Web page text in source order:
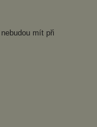
mít při